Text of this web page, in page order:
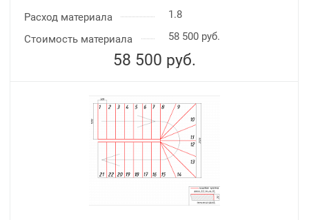
Расход материала
1.8
Стоимость материала
58 500 руб.
58 500 руб.